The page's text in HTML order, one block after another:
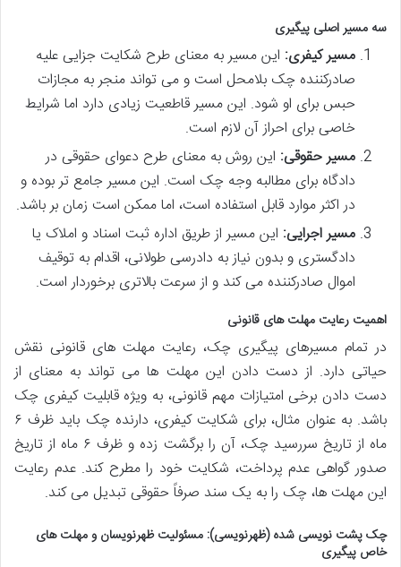
سه مسیر اصلی پیگیری
مسیر کیفری: این مسیر به معنای طرح شکایت جزایی علیه
صادرکننده چک بلامحل است و می تواند منجر به مجازات
حبس برای او شود. این مسیر قاطعیت زیادی دارد اما شرایط
خاصی برای احراز آن لازم است.
مسیر حقوقی: این روش به معنای طرح دعوای حقوقی در
دادگاه برای مطالبه وجه چک است. این مسیر جامع تر بوده و
در اکثر موارد قابل استفاده است، اما ممکن است زمان بر باشد.
مسیر اجرایی: این مسیر از طریق اداره ثبت اسناد و املاک یا
دادگستری و بدون نیاز به دادرسی طولانی، اقدام به توقیف
اموال صادرکننده می کند و از سرعت بالاتری برخوردار است.
اهمیت رعایت مهلت های قانونی
در تمام مسیرهای پیگیری چک، رعایت مهلت های قانونی نقش
حیاتی دارد. از دست دادن این مهلت ها می تواند به معنای از
دست دادن برخی امتیازات مهم قانونی، به ویژه قابلیت کیفری چک
باشد. به عنوان مثال، برای شکایت کیفری، دارنده چک باید ظرف ۶
ماه از تاریخ سررسید چک، آن را برگشت زده و ظرف ۶ ماه از تاریخ
صدور گواهی عدم پرداخت، شکایت خود را مطرح کند. عدم رعایت
این مهلت ها، چک را به یک سند صرفاً حقوقی تبدیل می کند.
چک پشت نویسی شده (ظهرنویسی): مسئولیت ظهرنویسان و مهلت های
خاص پیگیری